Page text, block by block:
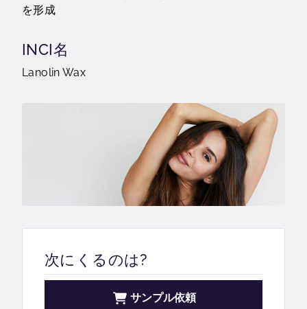
を形成
INCI名
Lanolin Wax
次にくるのは?
サンプル依頼